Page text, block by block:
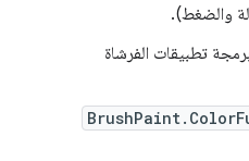
والضغط).
تطبيقات الفرشاة